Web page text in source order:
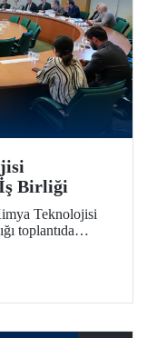
Birliği
Teknolojisi
toplantıda